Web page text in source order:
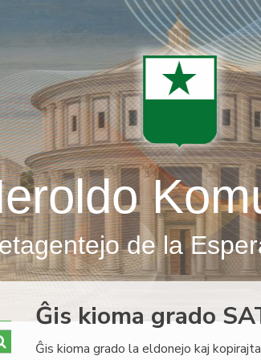
de la
Ĝis kioma grado
Ĝis kioma grado la eldonejo kaj